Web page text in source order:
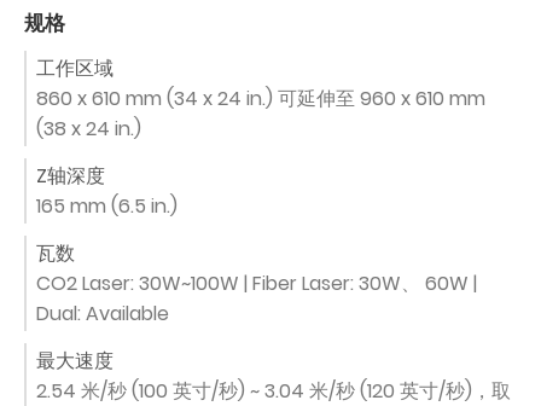
规格
工作区域
860 x 610 mm (34 x 24 in.) 可延伸至 960 x 610 mm
(38 x 24 in.)
Z轴深度
165 mm (6.5 in.)
瓦数
CO2 Laser: 30W~100W | Fiber Laser: 30W、 60W |
Dual: Available
最大速度
2.54 米/秒 (100 英寸/秒) ~ 3.04 米/秒 (120 英寸/秒)，取